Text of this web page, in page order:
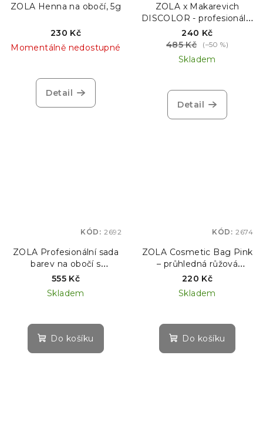
ZOLA Henna na obočí, 5g
230 Kč
Momentálně nedostupné
Detail
ZOLA x Makarevich
DISCOLOR - profesionální
odstraňovač barvy z
obočí, 10 ml – Emulze 1 +
Emulze 2 EXPIRACE
26.09.2026
240 Kč
485 Kč
(–50 %)
Skladem
Detail
ZOLA Profesionální sada
barev na obočí s
kolagenem v sáčcích – 5
odstínů + 5× oxidant 3 %
(10 × 5 ml)
555 Kč
Skladem
Do košíku
KÓD: 2692
ZOLA Cosmetic Bag Pink
– průhledná růžová
kosmetická taštička
220 Kč
Skladem
Do košíku
KÓD: 2674